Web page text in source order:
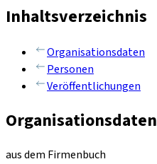
Inhaltsverzeichnis
Organisationsdaten
Personen
Veröffentlichungen
Organisationsdaten
aus dem Firmenbuch